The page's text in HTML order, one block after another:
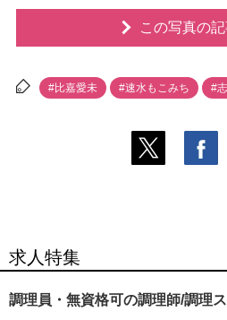
この写真の
#比嘉愛未 #速水もこみち #
求人特集
調理員・無資格可の調理師/調理